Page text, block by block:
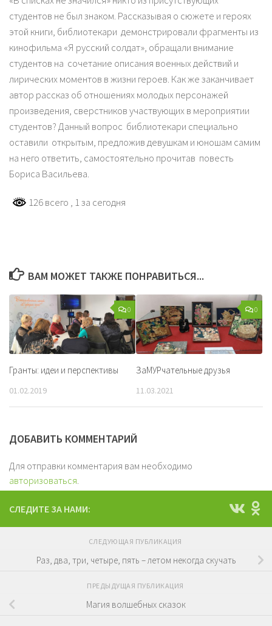
студентов не был знаком. Рассказывая о сюжете и героях
этой книги, библиотекари демонстрировали фрагменты из
кинофильма «Я русский солдат», обращали внимание
студентов на сочетание описания военных действий и
лирических моментов в жизни героев. Как же заканчивает
автор рассказ об отношениях молодых персонажей
произведения, сверстников участвующих в мероприятии
студентов? Данный вопрос библиотекари специально
оставили открытым, предложив девушкам и юношам самим
на него ответить, самостоятельно прочитав повесть
Бориса Васильева.
126 всего , 1 за сегодня
ВАМ МОЖЕТ ТАКЖЕ ПОНРАВИТЬСЯ...
0
Гранты: идеи и перспективы
01.02.2019
0
ЗаМУРчательные друзья
11.03.2021
ДОБАВИТЬ КОММЕНТАРИЙ
Для отправки комментария вам необходимо
авторизоваться.
СЛЕДИТЕ ЗА НАМИ:
СЛЕДУЮЩАЯ ПУБЛИКАЦИЯ
Раз, два, три, четыре, пять – летом некогда скучать
ПРЕДЫДУЩАЯ ПУБЛИКАЦИЯ
Магия волшебных сказок